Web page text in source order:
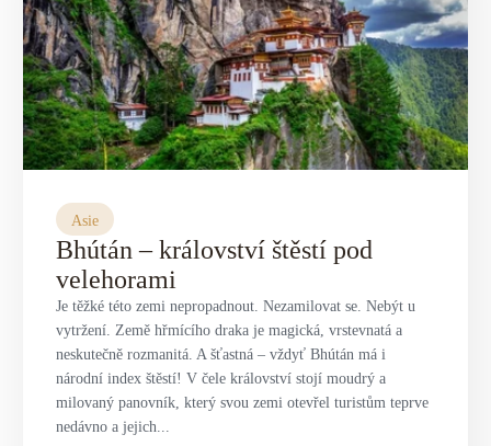
Asie
Bhútán – království štěstí pod
velehorami
Je těžké této zemi nepropadnout. Nezamilovat se. Nebýt u
vytržení. Země hřmícího draka je magická, vrstevnatá a
neskutečně rozmanitá. A šťastná – vždyť Bhútán má i
národní index štěstí! V čele království stojí moudrý a
milovaný panovník, který svou zemi otevřel turistům teprve
nedávno a jejich...